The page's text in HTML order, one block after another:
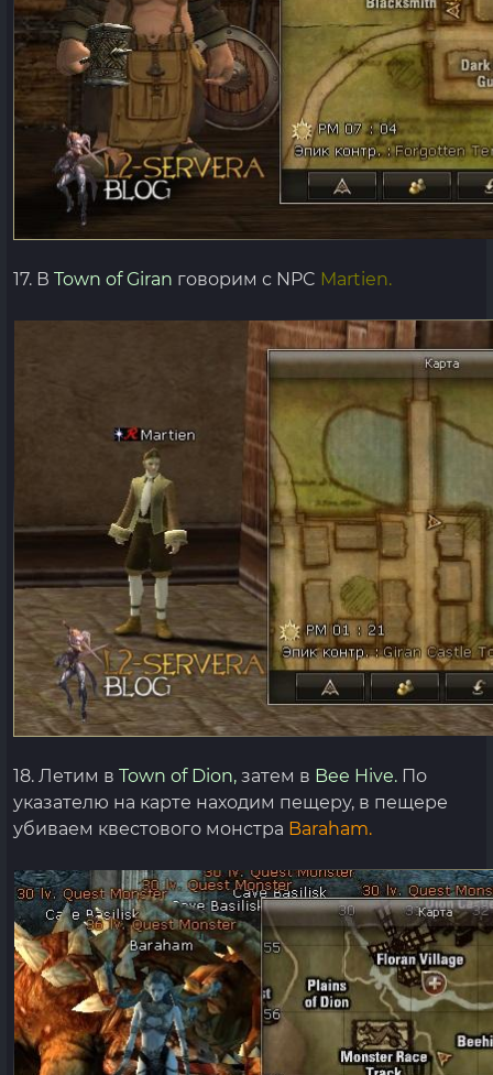
17. В Town of Giran говорим с NPC Martien.
18. Летим в Town of Dion, затем в Bee Hive. По
указателю на карте находим пещеру, в пещере
убиваем квестового монстра Baraham.